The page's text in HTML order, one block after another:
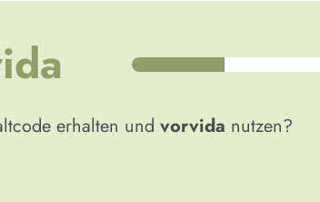
erhalten und vorvida nutzen?